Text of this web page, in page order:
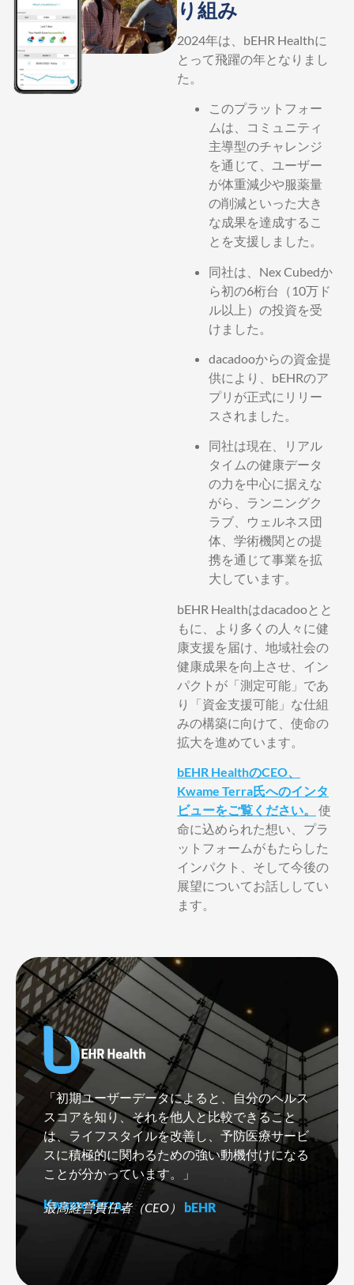
り組み
2024年は、bEHR Healthに
とって飛躍の年となりまし
た。
このプラットフォー
ムは、コミュニティ
主導型のチャレンジ
を通じて、ユーザー
が体重減少や服薬量
の削減といった大き
な成果を達成するこ
とを支援しました。
同社は、Nex Cubedか
ら初の6桁台（10万ド
ル以上）の投資を受
けました。
dacadooからの資金提
供により、bEHRのア
プリが正式にリリー
スされました。
同社は現在、リアル
タイムの健康データ
の力を中心に据えな
がら、ランニングク
ラブ、ウェルネス団
体、学術機関との提
携を通じて事業を拡
大しています。
bEHR Healthはdacadooとと
もに、より多くの人々に健
康支援を届け、地域社会の
健康成果を向上させ、イン
パクトが「測定可能」であ
り「資金支援可能」な仕組
みの構築に向けて、使命の
拡大を進めています。
bEHR HealthのCEO、
Kwame Terra氏へのインタ
ビューをご覧ください。
使
命に込められた想い、プラ
ットフォームがもたらした
インパクト、そして今後の
展望についてお話ししてい
ます。
「初期ユーザーデータによると、自分のヘルス
スコアを知り、それを他人と比較できること
は、ライフスタイルを改善し、予防医療サービ
スに積極的に関わるための強い動機付けになる
ことが分かっています。」
Kwame Terra,
最高経営責任者（CEO） bEHR